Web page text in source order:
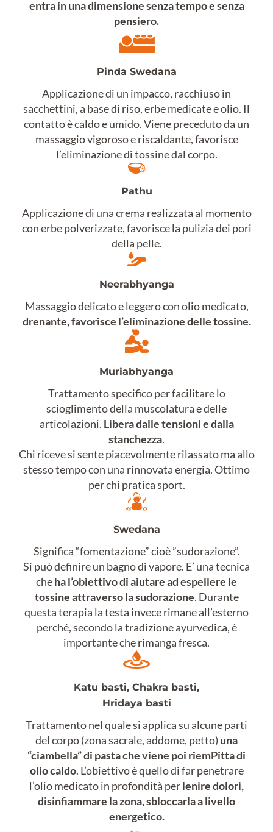
entra in una dimensione senza tempo e senza
pensiero.
Pinda Swedana
Applicazione di un impacco, racchiuso in
sacchettini, a base di riso, erbe medicate e olio. Il
contatto è caldo e umido. Viene preceduto da un
massaggio vigoroso e riscaldante, favorisce
l’eliminazione di tossine dal corpo.
Pathu
Applicazione di una crema realizzata al momento
con erbe polverizzate, favorisce la pulizia dei pori
della pelle.
Neerabhyanga
Massaggio delicato e leggero con olio medicato,
drenante, favorisce l’eliminazione delle tossine.
Muriabhyanga
Trattamento specifico per facilitare lo
scioglimento della muscolatura e delle
articolazioni. Libera dalle tensioni e dalla
stanchezza.
Chi riceve si sente piacevolmente rilassato ma allo
stesso tempo con una rinnovata energia. Ottimo
per chi pratica sport.
Swedana
Significa “fomentazione” cioè ”sudorazione”.
Si può definire un bagno di vapore. E’ una tecnica
cheha l’obiettivo di aiutare ad espellere le
tossine attraverso la sudorazione. Durante
questa terapia la testa invece rimane all’esterno
perché, secondo la tradizione ayurvedica, è
importante che rimanga fresca.
Katu basti, Chakra basti,
Hridaya basti
Trattamento nel quale si applica su alcune parti
del corpo (zona sacrale, addome, petto) una
“ciambella” di pasta che viene poi riemPitta di
olio caldo. L’obiettivo è quello di far penetrare
l’olio medicato in profondità perlenire dolori,
disinfiammare la zona, sbloccarla a livello
energetico.